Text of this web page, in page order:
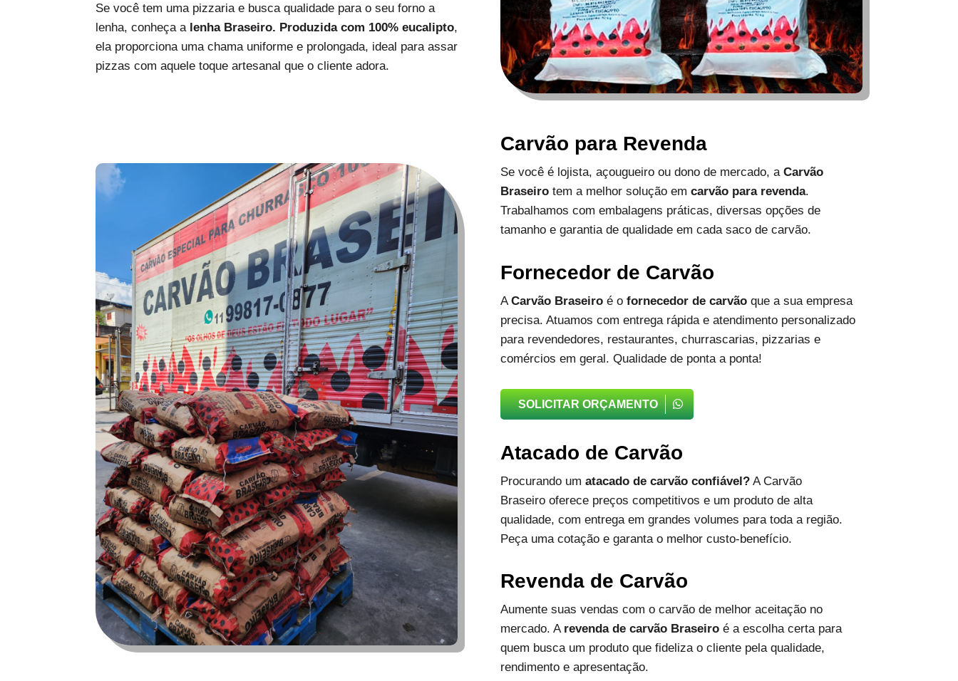
Se você tem uma pizzaria e busca qualidade para o seu forno a
lenha, conheça a lenha Braseiro. Produzida com 100% eucalipto,
ela proporciona uma chama uniforme e prolongada, ideal para assar
pizzas com aquele toque artesanal que o cliente adora.
Carvão para Revenda
Se você é lojista, açougueiro ou dono de mercado, a Carvão
Braseirotem a melhor solução em carvão para revenda.
Trabalhamos com embalagens práticas, diversas opções de
tamanho e garantia de qualidade em cada saco de carvão.
Fornecedor de Carvão
A Carvão Braseiroé o fornecedor de carvãoque a sua empresa
precisa. Atuamos com entrega rápida e atendimento personalizado
para revendedores, restaurantes, churrascarias, pizzarias e
comércios em geral. Qualidade de ponta a ponta!
SOLICITAR ORÇAMENTO
Atacado de Carvão
Procurando um atacado de carvão confiável?A Carvão
Braseiro oferece preços competitivos e um produto de alta
qualidade, com entrega em grandes volumes para toda a região.
Peça uma cotação e garanta o melhor custo-benefício.
Revenda de Carvão
Aumente suas vendas com o carvão de melhor aceitação no
mercado. A revenda de carvão Braseiroé a escolha certa para
quem busca um produto que fideliza o cliente pela qualidade,
rendimento e apresentação.